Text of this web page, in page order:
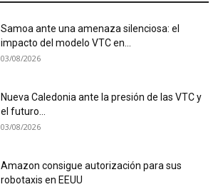
Samoa ante una amenaza silenciosa: el
impacto del modelo VTC en...
03/08/2026
Nueva Caledonia ante la presión de las VTC y
el futuro...
03/08/2026
Amazon consigue autorización para sus
robotaxis en EEUU